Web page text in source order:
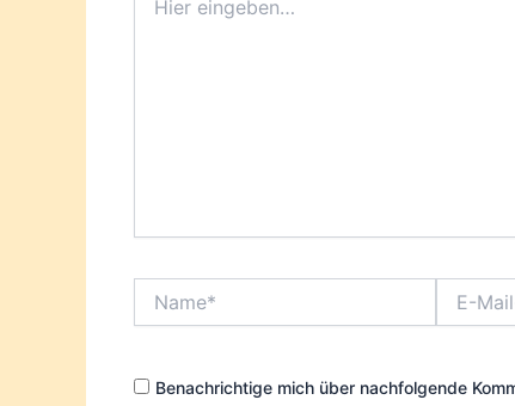
eingeben…
Mail-
Benachrichtige mich über nachfolgende